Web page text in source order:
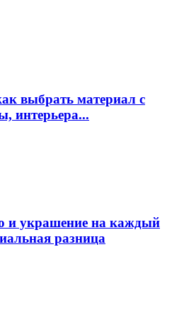
выбрать материал с
интерьера...
и украшение на каждый
разница